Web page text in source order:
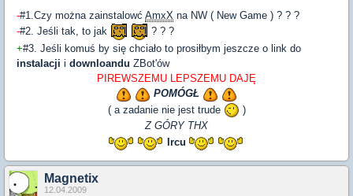
-#1.Czy można zainstalowć AmxX na NW ( New Game ) ? ? ?
-#2. Jeśli tak, to jak
? ? ?
+#3. Jeśli komuś by się chciało to prosiłbym jeszcze o link do
instalacji i downloandu ZBot'ów
PIREWSZEMU LEPSZEMU DAJĘ
POMÓGŁ
( a zadanie nie jest trude
)
Z GÓRY THX
Ircu
Magnetix
12.04.2009